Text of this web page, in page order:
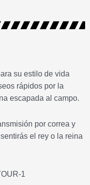
su estilo de vida
rápidos por la
escapada al campo.
por correa y
el rey o la reina